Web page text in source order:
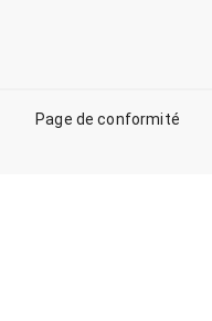
Page de conformité